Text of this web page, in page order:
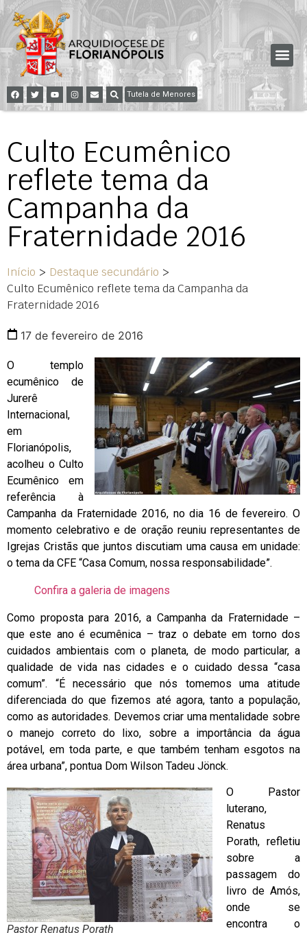
Tutela de Menores
Culto Ecumênico
reflete tema da
Campanha da
Fraternidade 2016
Início > Destaque secundário >
Culto Ecumênico reflete tema da Campanha da
Fraternidade 2016
17 de fevereiro de 2016
O templo
ecumênico de
Jurerê
Internacional,
em
Florianópolis,
acolheu o Culto
Ecumênico em
referência à
Campanha da Fraternidade 2016, no dia 16 de fevereiro. O
momento celebrativo e de oração reuniu representantes de
Igrejas Cristãs que juntos discutiam uma causa em unidade:
o tema da CFE “Casa Comum, nossa responsabilidade”.
Confira a galeria de imagens
Como proposta para 2016, a Campanha da Fraternidade –
que este ano é ecumênica – traz o debate em torno dos
cuidados ambientais com o planeta, de modo particular, a
qualidade de vida nas cidades e o cuidado dessa “casa
comum”. “É necessário que nós tomemos uma atitude
diferenciada do que fizemos até agora, tanto a população,
como as autoridades. Devemos criar uma mentalidade sobre
o manejo correto do lixo, sobre a importância da água
potável, em toda parte, e que também tenham esgotos na
área urbana”, pontua Dom Wilson Tadeu Jönck.
Pastor Renatus Porath
O Pastor
luterano,
Renatus
Porath, refletiu
sobre a
passagem do
livro de Amós,
onde se
encontra o